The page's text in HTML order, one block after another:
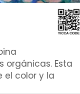
Esta
el color y la